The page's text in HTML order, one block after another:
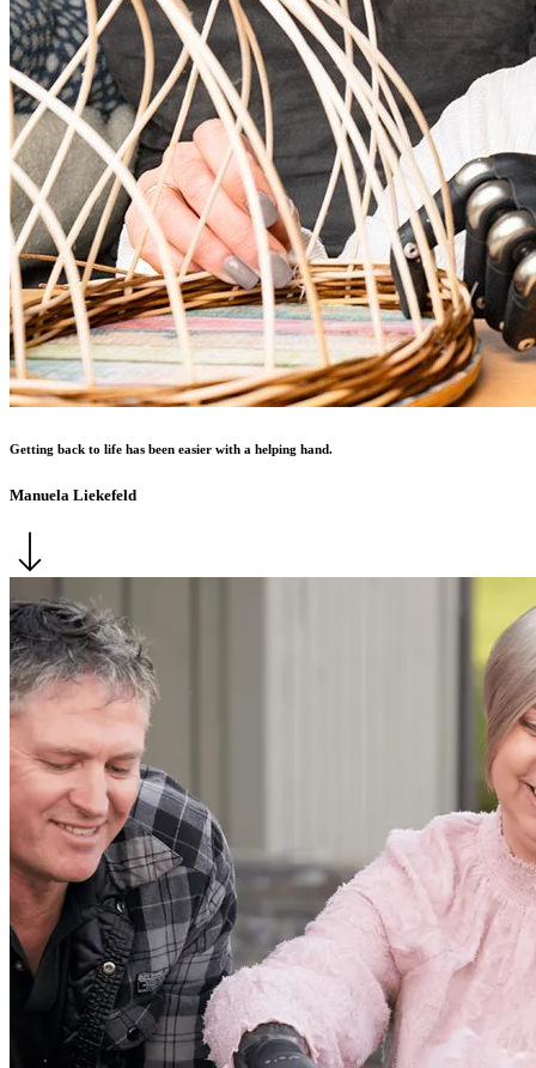
Getting back to life has been easier with a helping hand.
Manuela Liekefeld